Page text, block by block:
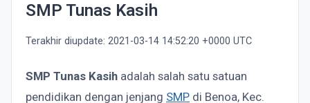
SMP Tunas Kasih
Terakhir diupdate: 2021-03-14 14:52:20 +0000 UTC
SMP Tunas Kasih adalah salah satu satuan
pendidikan dengan jenjang SMP di Benoa, Kec.